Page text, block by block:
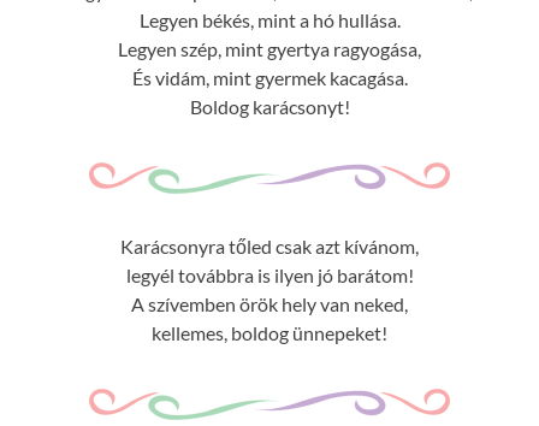
Legyen békés, mint a hó hullása.
Legyen szép, mint gyertya ragyogása,
És vidám, mint gyermek kacagása.
Boldog karácsonyt!
Karácsonyra tőled csak azt kívánom,
legyél továbbra is ilyen jó barátom!
A szívemben örök hely van neked,
kellemes, boldog ünnepeket!